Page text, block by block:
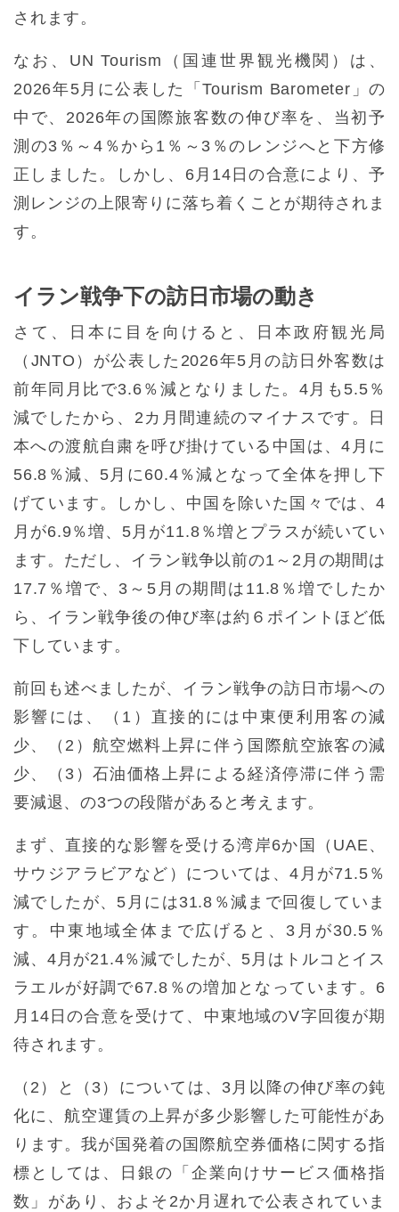
されます。
なお、UN Tourism（国連世界観光機関）は、
2026年5月に公表した「Tourism Barometer」の
中で、2026年の国際旅客数の伸び率を、当初予
測の3％～4％から1％～3％のレンジへと下方修
正しました。しかし、6月14日の合意により、予
測レンジの上限寄りに落ち着くことが期待されま
す。
イラン戦争下の訪日市場の動き
さて、日本に目を向けると、日本政府観光局
（JNTO）が公表した2026年5月の訪日外客数は
前年同月比で3.6％減となりました。4月も5.5％
減でしたから、2カ月間連続のマイナスです。日
本への渡航自粛を呼び掛けている中国は、4月に
56.8％減、5月に60.4％減となって全体を押し下
げています。しかし、中国を除いた国々では、4
月が6.9％増、5月が11.8％増とプラスが続いてい
ます。ただし、イラン戦争以前の1～2月の期間は
17.7％増で、3～5月の期間は11.8％増でしたか
ら、イラン戦争後の伸び率は約６ポイントほど低
下しています。
前回も述べましたが、イラン戦争の訪日市場への
影響には、（1）直接的には中東便利用客の減
少、（2）航空燃料上昇に伴う国際航空旅客の減
少、（3）石油価格上昇による経済停滞に伴う需
要減退、の3つの段階があると考えます。
まず、直接的な影響を受ける湾岸6か国（UAE、
サウジアラビアなど）については、4月が71.5％
減でしたが、5月には31.8％減まで回復していま
す。中東地域全体まで広げると、3月が30.5％
減、4月が21.4％減でしたが、5月はトルコとイス
ラエルが好調で67.8％の増加となっています。6
月14日の合意を受けて、中東地域のV字回復が期
待されます。
（2）と（3）については、3月以降の伸び率の鈍
化に、航空運賃の上昇が多少影響した可能性があ
ります。我が国発着の国際航空券価格に関する指
標としては、日銀の「企業向けサービス価格指
数」があり、およそ2か月遅れで公表されていま